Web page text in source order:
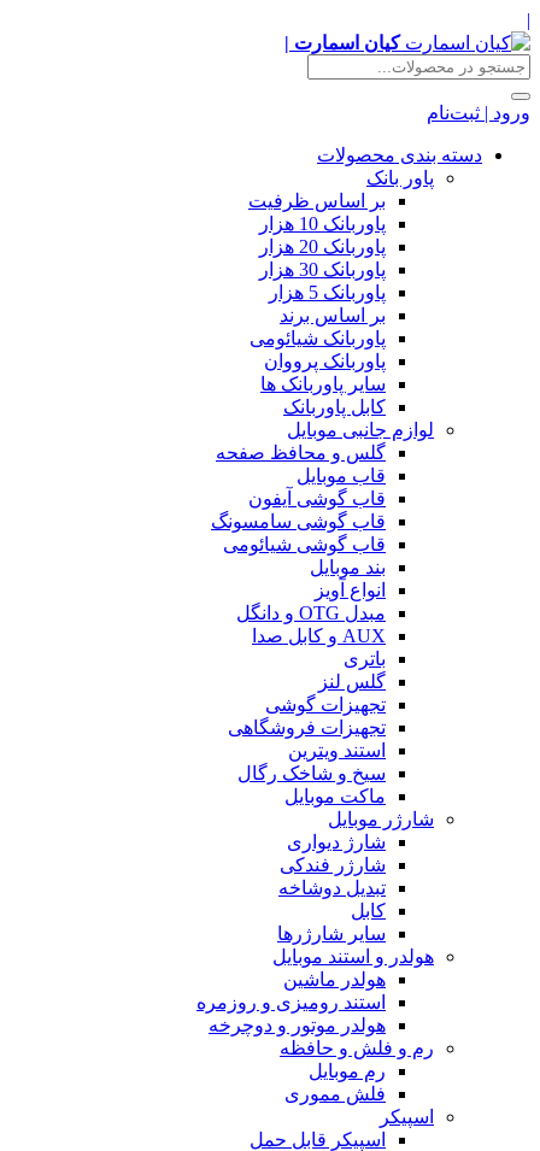
|
کیان اسمارت |
ورود | ثبت‌نام
دسته بندی محصولات
پاور بانک
بر اساس ظرفیت
پاوربانک 10 هزار
پاوربانک 20 هزار
پاوربانک 30 هزار
پاوربانک 5 هزار
بر اساس برند
پاوربانک شیائومی
پاوربانک پرووان
سایر پاوربانک ها
کابل پاوربانک
لوازم جانبی موبایل
گلس و محافظ صفحه
قاب موبایل
قاب گوشی آیفون
قاب گوشی سامسونگ
قاب گوشی شیائومی
بند موبایل
انواع آویز
مبدل OTG و دانگل
AUX و کابل صدا
باتری
گلس لنز
تجهیزات گوشی
تجهیزات فروشگاهی
استند ویترین
سیخ و شاخک رگال
ماکت موبایل
شارژر موبایل
شارژ دیواری
شارژر فندکی
تبدیل دوشاخه
کابل
سایر شارژرها
هولدر و استند موبایل
هولدر ماشین
استند رومیزی و روزمره
هولدر موتور و دوچرخه
رم و فلش و حافظه
رم موبایل
فلش مموری
اسپیکر
اسپیکر قابل حمل